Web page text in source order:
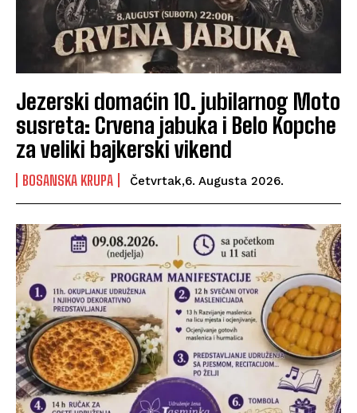
Jezerski domaćin 10. jubilarnog Moto
susreta: Crvena jabuka i Belo Kopche
za veliki bajkerski vikend
BOSANSKA KRUPA Četvrtak,6. Augusta 2026.